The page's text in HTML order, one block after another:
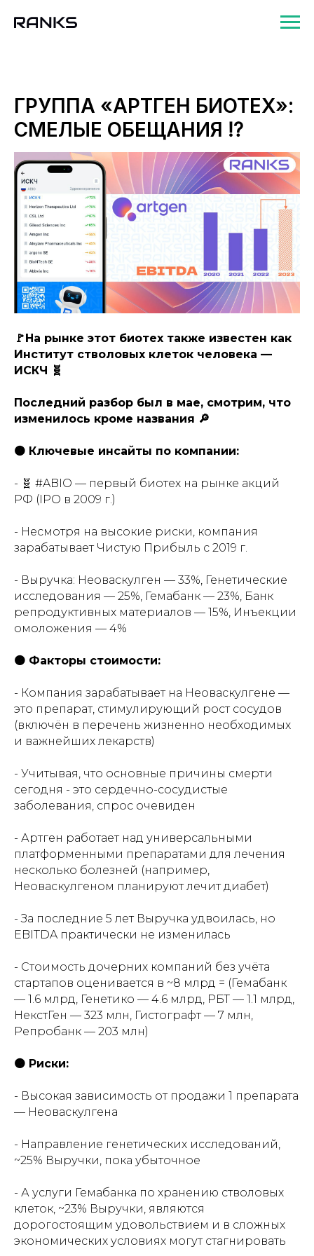
ГРУППА «АРТГЕН БИОТЕХ»:
СМЕЛЫЕ ОБЕЩАНИЯ ⁉️
🚩На рынке этот биотех также известен как
Институт стволовых клеток человека —
ИСКЧ 🧬
Последний разбор был в мае, смотрим, что
изменилось кроме названия 🔎
🟠 Ключевые инсайты по компании:
- 🧬 #ABIO — первый биотех на рынке акций
РФ (IPO в 2009 г.)
- Несмотря на высокие риски, компания
зарабатывает Чистую Прибыль с 2019 г.
- Выручка: Неоваскулген — 33%, Генетические
исследования — 25%, Гемабанк — 23%, Банк
репродуктивных материалов — 15%, Инъекции
омоложения — 4%
🟠 Факторы стоимости:
- Компания зарабатывает на Неоваскулгене —
это препарат, стимулирующий рост сосудов
(включён в перечень жизненно необходимых
и важнейших лекарств)
- Учитывая, что основные причины смерти
сегодня - это сердечно-сосудистые
заболевания, спрос очевиден
- Артген работает над универсальными
платформенными препаратами для лечения
несколько болезней (например,
Неоваскулгеном планируют лечит диабет)
- За последние 5 лет Выручка удвоилась, но
EBITDA практически не изменилась
- Стоимость дочерних компаний без учёта
стартапов оценивается в ~8 млрд = (Гемабанк
— 1.6 млрд, Генетико — 4.6 млрд, РБТ — 1.1 млрд,
НекстГен — 323 млн, Гистографт — 7 млн,
Репробанк — 203 млн)
🟠 Риски:
- Высокая зависимость от продажи 1 препарата
— Неоваскулгена
- Направление генетических исследований,
~25% Выручки, пока убыточное
- А услуги Гемабанка по хранению стволовых
клеток, ~23% Выручки, являются
дорогостоящим удовольствием и в сложных
экономических условиях могут стагнировать